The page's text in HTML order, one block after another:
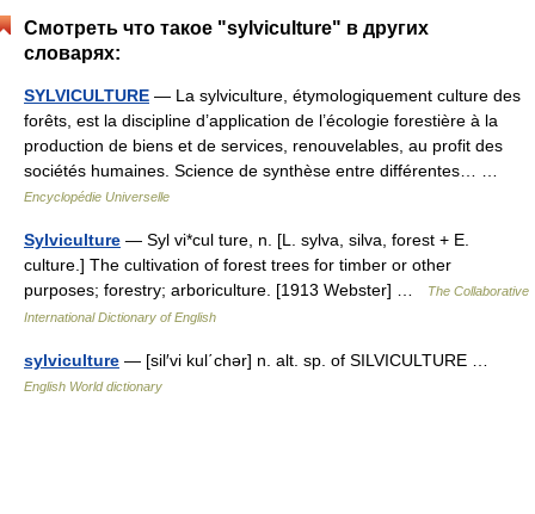
Смотреть что такое "sylviculture" в других
словарях:
SYLVICULTURE — La sylviculture, étymologiquement culture des
forêts, est la discipline d’application de l’écologie forestière à la
production de biens et de services, renouvelables, au profit des
sociétés humaines. Science de synthèse entre différentes… …
Encyclopédie Universelle
Sylviculture — Syl vi*cul ture, n. [L. sylva, silva, forest + E.
culture.] The cultivation of forest trees for timber or other
purposes; forestry; arboriculture. [1913 Webster] …
The Collaborative
International Dictionary of English
sylviculture — [sil′vi kul΄chər] n. alt. sp. of SILVICULTURE …
English World dictionary